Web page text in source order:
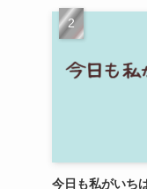
今日も私がいち